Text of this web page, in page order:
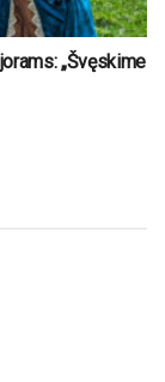
„Švęskime